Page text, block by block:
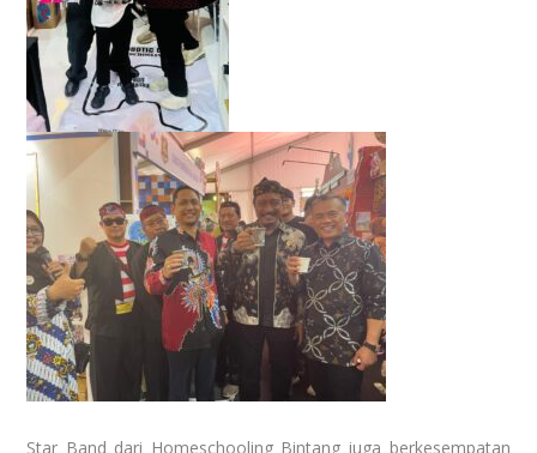
Star Band dari Homeschooling Bintang juga berkesempatan